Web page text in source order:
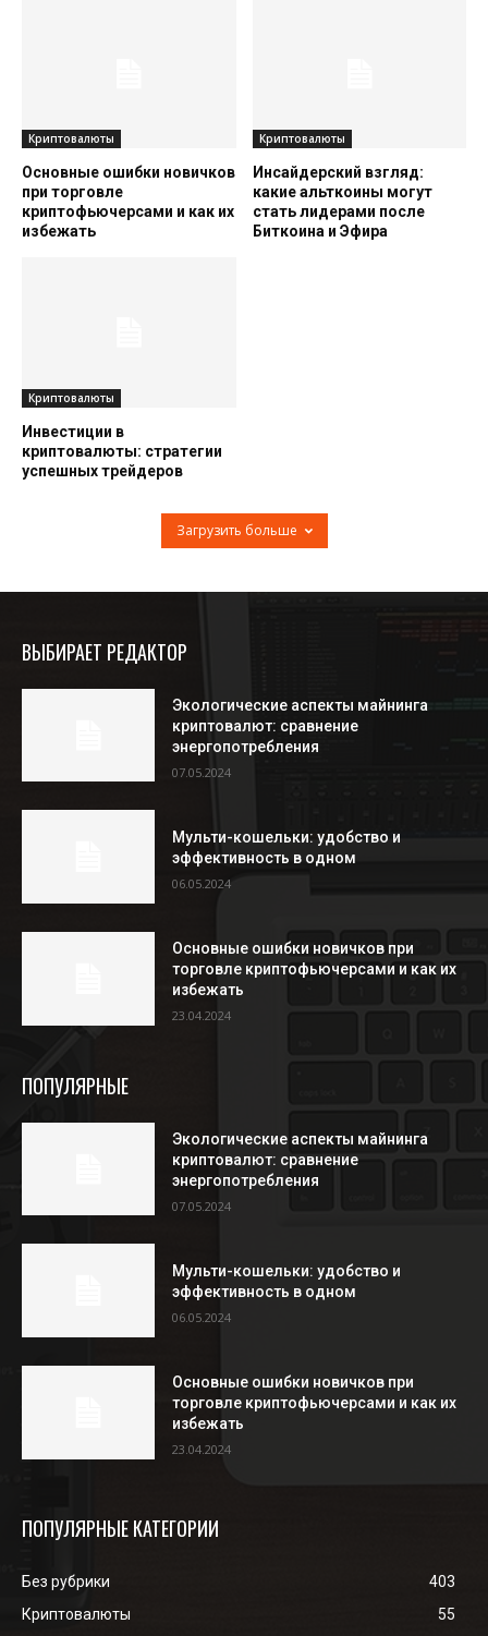
Криптовалюты
Основные ошибки новичков
при торговле
криптофьючерсами и как их
избежать
Криптовалюты
Инсайдерский взгляд:
какие альткоины могут
стать лидерами после
Биткоина и Эфира
Криптовалюты
Инвестиции в
криптовалюты: стратегии
успешных трейдеров
Загрузить больше
ВЫБИРАЕТ РЕДАКТОР
Экологические аспекты майнинга
криптовалют: сравнение
энергопотребления
07.05.2024
Мульти-кошельки: удобство и
эффективность в одном
06.05.2024
Основные ошибки новичков при
торговле криптофьючерсами и как их
избежать
23.04.2024
ПОПУЛЯРНЫЕ
Экологические аспекты майнинга
криптовалют: сравнение
энергопотребления
07.05.2024
Мульти-кошельки: удобство и
эффективность в одном
06.05.2024
Основные ошибки новичков при
торговле криптофьючерсами и как их
избежать
23.04.2024
ПОПУЛЯРНЫЕ КАТЕГОРИИ
Без рубрики
403
Криптовалюты
55